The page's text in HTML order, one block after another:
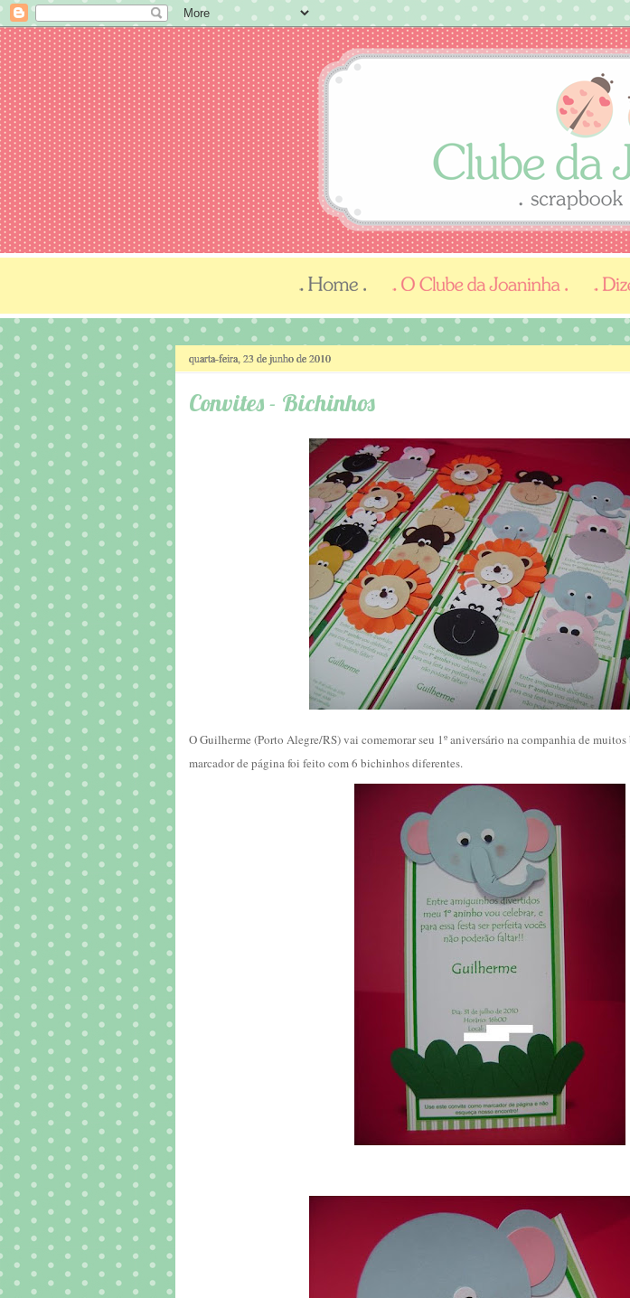
quarta-feira, 23 de junho de 2010
Convites - Bichinhos
O Guilherme (Porto Alegre/RS) vai comemorar seu 1º aniversário na companhia de
marcador de página foi feito com 6 bichinhos diferentes.